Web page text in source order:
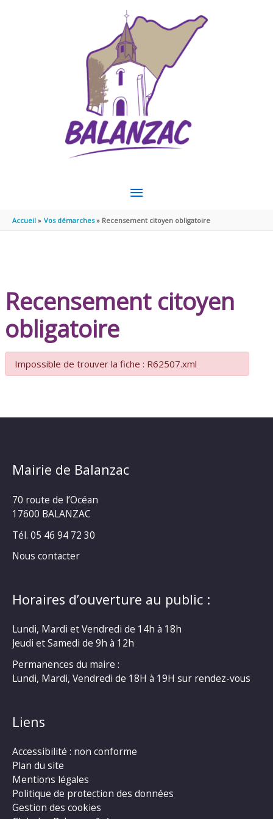
MENU
PRINCIPAL
Accueil Vos démarches Recensement citoyen obligatoire
Recensement citoyen
obligatoire
Impossible de trouver la fiche : R62507.xml
Mairie de Balanzac
70 route de l’Océan
17600 BALANZAC
Tél. 05 46 94 72 30
Nous contacter
Horaires d’ouverture au public :
Lundi, Mardi et Vendredi de 14h à 18h
Jeudi et Samedi de 9h à 12h
Permanences du maire :
Lundi, Mardi, Vendredi de 18H à 19H sur rendez-vous
Liens
Accessibilité : non conforme
Plan du site
Mentions légales
Politique de protection des données
Gestion des cookies